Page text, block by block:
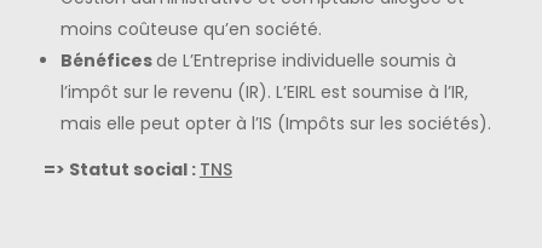
moins coûteuse qu’en société.
Bénéficesde L’Entreprise individuelle soumis à
l’impôt sur le revenu (IR). L’EIRL est soumise à l’IR,
mais elle peut opter à l’IS (Impôts sur les sociétés).
=> Statut social : TNS